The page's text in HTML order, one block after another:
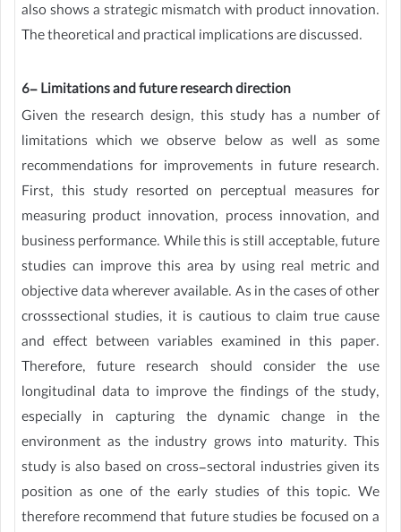
also shows a strategic mismatch with product innovation.
The theoretical and practical implications are discussed.
6- Limitations and future research direction
Given the research design, this study has a number of
limitations which we observe below as well as some
recommendations for improvements in future research.
First, this study resorted on perceptual measures for
measuring product innovation, process innovation, and
business performance. While this is still acceptable, future
studies can improve this area by using real metric and
objective data wherever available. As in the cases of other
crosssectional studies, it is cautious to claim true cause
and effect between variables examined in this paper.
Therefore, future research should consider the use
longitudinal data to improve the findings of the study,
especially in capturing the dynamic change in the
environment as the industry grows into maturity. This
study is also based on cross-sectoral industries given its
position as one of the early studies of this topic. We
therefore recommend that future studies be focused on a